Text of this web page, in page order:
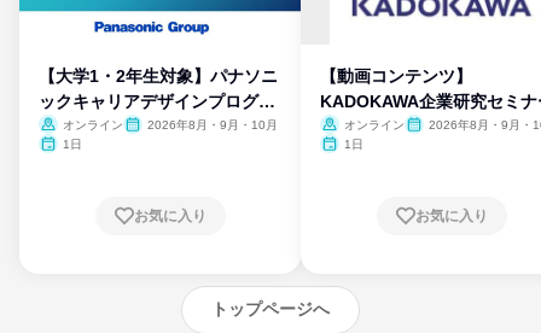
【大学1・2年生対象】パナソニ
ックキャリアデザインプログラ
ム
オンライン
2026年8月・9月・10月
1日
お気に入り
【動画コンテンツ】
KADOKAWA企業研究セミナ
オンライン
2026年8月・9月・
1日
お気に入り
トップページへ